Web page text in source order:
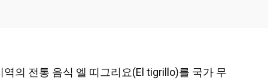
의 전통 음식 엘 띠그리요(El tigrillo)를 국가 무